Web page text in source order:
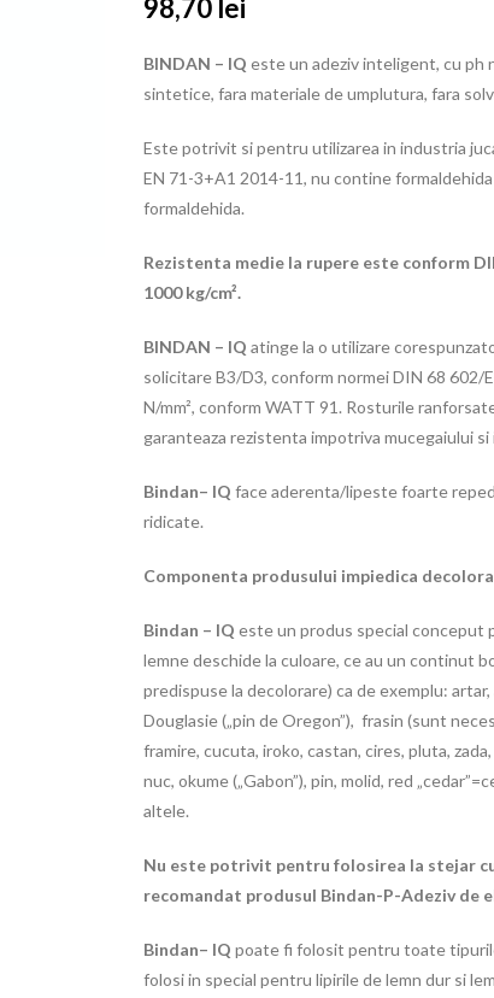
98,70 lei
BINDAN – IQ este un adeziv inteligent, cu ph
sintetice, fara materiale de umplutura, fara
Este potrivit si pentru utilizarea in industria
EN 71-3+A1 2014-11, nu contine
formaldehida.
Rezistenta medie la rupere este conform
1000 kg/cm².
BINDAN – IQ atinge la o utilizare
solicitare B3/D3, conform normei DIN 68 602/
N/mm², conform WATT 91. Rosturile
garanteaza rezistenta impotriva mucegaiului
Bindan– IQ face aderenta/lipeste foarte
ridicate.
Componenta produsului impiedica
Bindan – IQ este un produs special conceput
lemne deschide la culoare, ce au un continut
predispuse la decolorare) ca de exemplu:
Douglasie („pin de Oregon”), frasin (sunt
framire, cucuta, iroko, castan, cires, pluta,
nuc, okume („Gabon”), pin, molid, red
altele.
Nu este potrivit pentru folosirea la stejar
recomandat produsul Bindan-P-Adeziv de
Bindan– IQ poate fi folosit pentru toate
folosi in special pentru lipirile de lemn dur si